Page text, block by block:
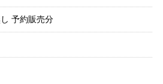
予約販売分